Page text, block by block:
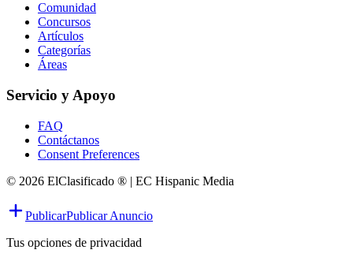
Comunidad
Concursos
Artículos
Categorías
Áreas
Servicio y Apoyo
FAQ
Contáctanos
Consent Preferences
© 2026 ElClasificado ® | EC Hispanic Media
PublicarPublicar Anuncio
Tus opciones de privacidad